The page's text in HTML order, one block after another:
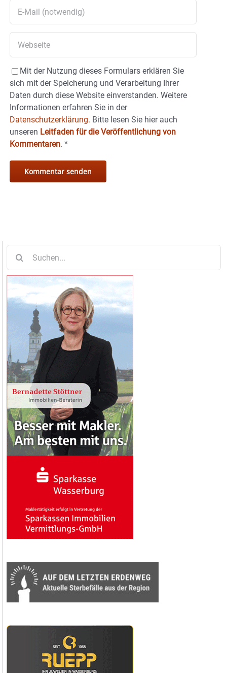
Mit der Nutzung dieses Formulars erklären Sie
sich mit der Speicherung und Verarbeitung Ihrer
Daten durch diese Website einverstanden. Weitere
Informationen erfahren Sie in der
Datenschutzerklärung. Bitte lesen Sie hier auch
unseren Leitfaden für die Veröffentlichung von
Kommentaren. *
nach: